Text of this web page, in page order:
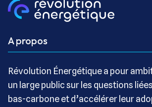
A propos
Révolution Énergétique a pour
un large public sur les questions
bas-carbone et d’accélérer leur